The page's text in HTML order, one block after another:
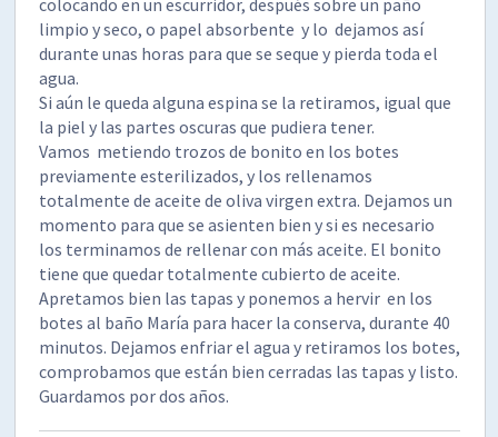
limpio y seco, o papel absorbente y lo dejamos así
durante unas horas para que se seque y pierda toda el
agua.
Si aún le queda alguna espina se la retiramos, igual que
la piel y las partes oscuras que pudiera tener.
Vamos metiendo trozos de bonito en los botes
previamente esterilizados, y los rellenamos
totalmente de aceite de oliva virgen extra. Dejamos un
momento para que se asienten bien y si es necesario
los terminamos de rellenar con más aceite. El bonito
tiene que quedar totalmente cubierto de aceite.
Apretamos bien las tapas y ponemos a hervir en los
botes al baño María para hacer la conserva, durante 40
minutos. Dejamos enfriar el agua y retiramos los botes,
comprobamos que están bien cerradas las tapas y listo.
Guardamos por dos años.